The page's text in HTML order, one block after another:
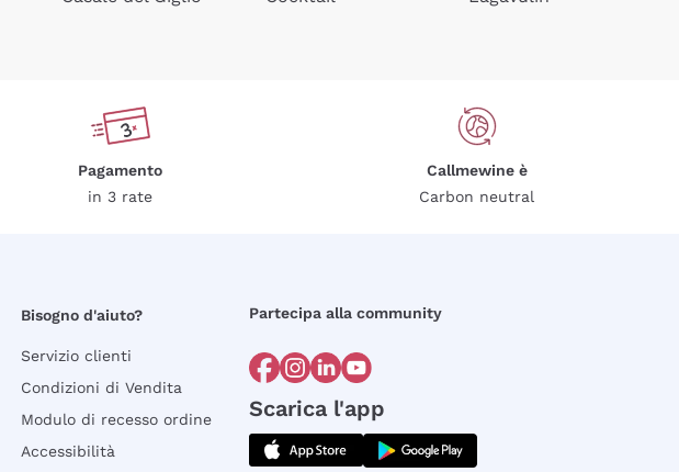
Pagamento
in 3 rate
Callmewine è
Carbon neutral
Bisogno d'aiuto?
Servizio clienti
Condizioni di Vendita
Modulo di recesso ordine
Accessibilità
Partecipa alla community
Scarica l'app